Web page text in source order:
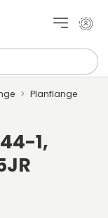
Mit
Planflange
1,